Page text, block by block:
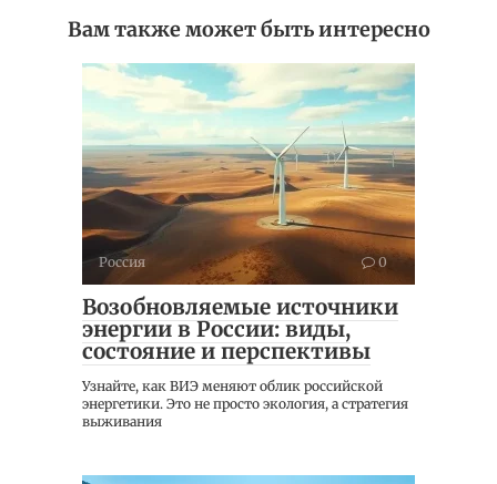
Вам также может быть интересно
Россия 0
Возобновляемые источники
энергии в России: виды,
состояние и перспективы
Узнайте, как ВИЭ меняют облик российской
энергетики. Это не просто экология, а стратегия
выживания